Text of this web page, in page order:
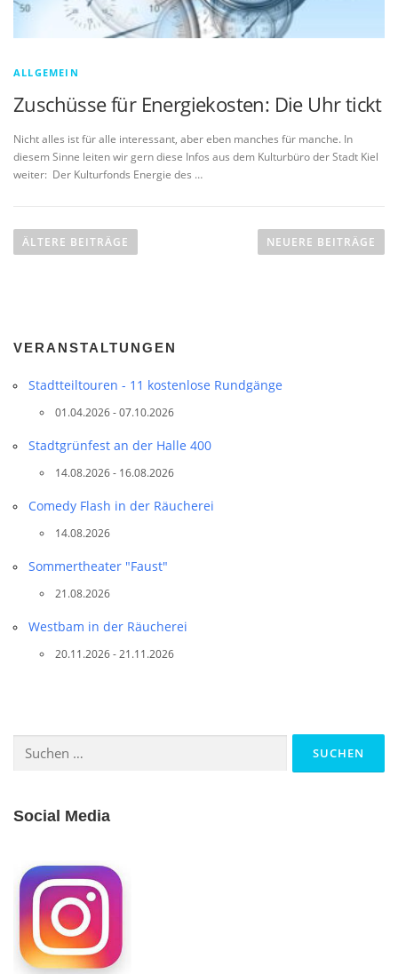
ALLGEMEIN
Zuschüsse für Energiekosten: Die Uhr tickt
Nicht alles ist für alle interessant, aber eben manches für manche. In
diesem Sinne leiten wir gern diese Infos aus dem Kulturbüro der Stadt Kiel
weiter: Der Kulturfonds Energie des …
e
g
s
v
a
i
ÄLTERE BEITRÄGE NEUERE BEITRÄGE
VERANSTALTUNGEN
Stadtteil­touren - 11 kostenlose Rundgänge
01.04.2026 - 07.10.2026
Stadtgrünfest an der Halle 400
14.08.2026 - 16.08.2026
Comedy Flash in der Räucherei
14.08.2026
Sommertheater "Faust"
21.08.2026
Westbam in der Räucherei
20.11.2026 - 21.11.2026
nach:
Social Media